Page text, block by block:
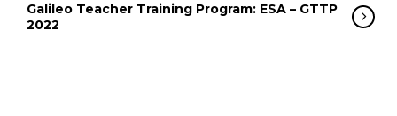
Galileo Teacher Training Program: ESA – GTTP
2022